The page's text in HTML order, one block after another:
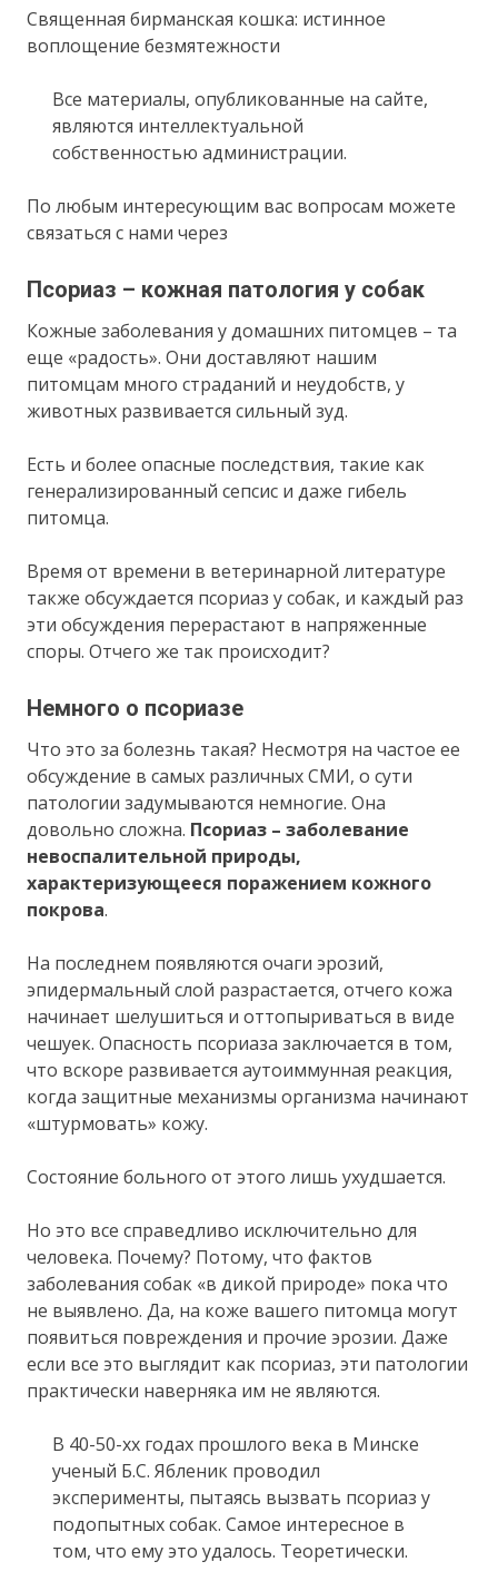
Священная бирманская кошка: истинное
воплощение безмятежности
Все материалы, опубликованные на сайте,
являются интеллектуальной
собственностью администрации.
По любым интересующим вас вопросам можете
связаться с нами через
Псориаз – кожная патология у собак
Кожные заболевания у домашних питомцев – та
еще «радость». Они доставляют нашим
питомцам много страданий и неудобств, у
животных развивается сильный зуд.
Есть и более опасные последствия, такие как
генерализированный сепсис и даже гибель
питомца.
Время от времени в ветеринарной литературе
также обсуждается псориаз у собак, и каждый раз
эти обсуждения перерастают в напряженные
споры. Отчего же так происходит?
Немного о псориазе
Что это за болезнь такая? Несмотря на частое ее
обсуждение в самых различных СМИ, о сути
патологии задумываются немногие. Она
довольно сложна. Псориаз – заболевание
невоспалительной природы,
характеризующееся поражением кожного
покрова.
На последнем появляются очаги эрозий,
эпидермальный слой разрастается, отчего кожа
начинает шелушиться и оттопыриваться в виде
чешуек. Опасность псориаза заключается в том,
что вскоре развивается аутоиммунная реакция,
когда защитные механизмы организма начинают
«штурмовать» кожу.
Состояние больного от этого лишь ухудшается.
Но это все справедливо исключительно для
человека. Почему? Потому, что фактов
заболевания собак «в дикой природе» пока что
не выявлено. Да, на коже вашего питомца могут
появиться повреждения и прочие эрозии. Даже
если все это выглядит как псориаз, эти патологии
практически наверняка им не являются.
В 40-50-хх годах прошлого века в Минске
ученый Б.С. Ябленик проводил
эксперименты, пытаясь вызвать псориаз у
подопытных собак. Самое интересное в
том, что ему это удалось. Теоретически.